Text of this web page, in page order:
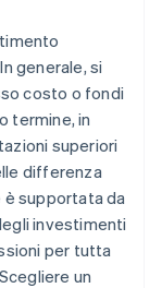
generale, si
costo o fondi
termine, in
superiori
differenza
è supportata da
investimenti
per tutta
un